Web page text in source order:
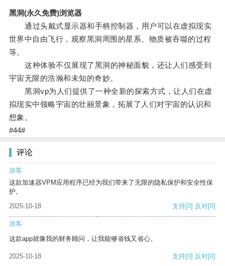
黑洞(永久免费)浏览器
通过头戴式显示器和手柄控制器，用户可以在虚拟现实
世界中自由飞行，观察黑洞周围的星系、物质被吞噬的过程
等。
这种体验不仅展现了黑洞的神秘面貌，还让人们感受到
宇宙无限的浩瀚和未知的奇妙。
黑洞vp为人们提供了一种全新的探索方式，让人们在虚
拟现实中领略宇宙的壮丽景象，拓展了人们对宇宙的认识和
想象。
#44#
评论
游客
这款加速器VPM应用程序已经为我们带来了无限的隐私保护和安全性保
护。
2025-10-18
支持[0] 反对[0]
游客
这款app就像我的财务顾问，让我能够省钱又省心。
2025-10-18 支持[0] 反对[0]